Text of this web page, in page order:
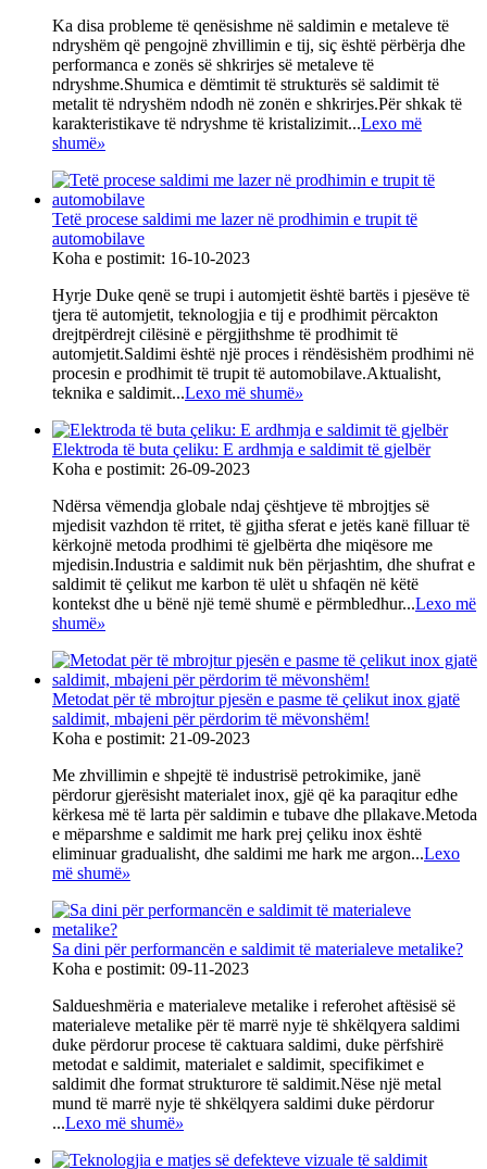
Ka disa probleme të qenësishme në saldimin e metaleve të
ndryshëm që pengojnë zhvillimin e tij, siç është përbërja dhe
performanca e zonës së shkrirjes së metaleve të
ndryshme.Shumica e dëmtimit të strukturës së saldimit të
metalit të ndryshëm ndodh në zonën e shkrirjes.Për shkak të
karakteristikave të ndryshme të kristalizimit...Lexo më
shumë»
Tetë procese saldimi me lazer në prodhimin e trupit të
automobilave
Koha e postimit: 16-10-2023
Hyrje Duke qenë se trupi i automjetit është bartës i pjesëve të
tjera të automjetit, teknologjia e tij e prodhimit përcakton
drejtpërdrejt cilësinë e përgjithshme të prodhimit të
automjetit.Saldimi është një proces i rëndësishëm prodhimi në
procesin e prodhimit të trupit të automobilave.Aktualisht,
teknika e saldimit...Lexo më shumë»
Elektroda të buta çeliku: E ardhmja e saldimit të gjelbër
Koha e postimit: 26-09-2023
Ndërsa vëmendja globale ndaj çështjeve të mbrojtjes së
mjedisit vazhdon të rritet, të gjitha sferat e jetës kanë filluar të
kërkojnë metoda prodhimi të gjelbërta dhe miqësore me
mjedisin.Industria e saldimit nuk bën përjashtim, dhe shufrat e
saldimit të çelikut me karbon të ulët u shfaqën në këtë
kontekst dhe u bënë një temë shumë e përmbledhur...Lexo më
shumë»
Metodat për të mbrojtur pjesën e pasme të çelikut inox gjatë
saldimit, mbajeni për përdorim të mëvonshëm!
Koha e postimit: 21-09-2023
Me zhvillimin e shpejtë të industrisë petrokimike, janë
përdorur gjerësisht materialet inox, gjë që ka paraqitur edhe
kërkesa më të larta për saldimin e tubave dhe pllakave.Metoda
e mëparshme e saldimit me hark prej çeliku inox është
eliminuar gradualisht, dhe saldimi me hark me argon...Lexo
më shumë»
Sa dini për performancën e saldimit të materialeve metalike?
Koha e postimit: 09-11-2023
Saldueshmëria e materialeve metalike i referohet aftësisë së
materialeve metalike për të marrë nyje të shkëlqyera saldimi
duke përdorur procese të caktuara saldimi, duke përfshirë
metodat e saldimit, materialet e saldimit, specifikimet e
saldimit dhe format strukturore të saldimit.Nëse një metal
mund të marrë nyje të shkëlqyera saldimi duke përdorur
...Lexo më shumë»